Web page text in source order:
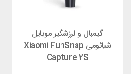
گیمبال و لرزشگیر موبایل
شیائومی Xiaomi FunSnap
Capture 2S